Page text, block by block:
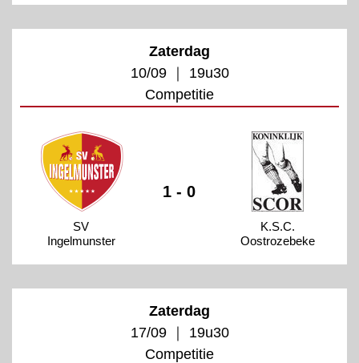
Zaterdag
10/09 ｜ 19u30
Competitie
SV
Ingelmunster
1 - 0
K.S.C.
Oostrozebeke
Zaterdag
17/09 ｜ 19u30
Competitie